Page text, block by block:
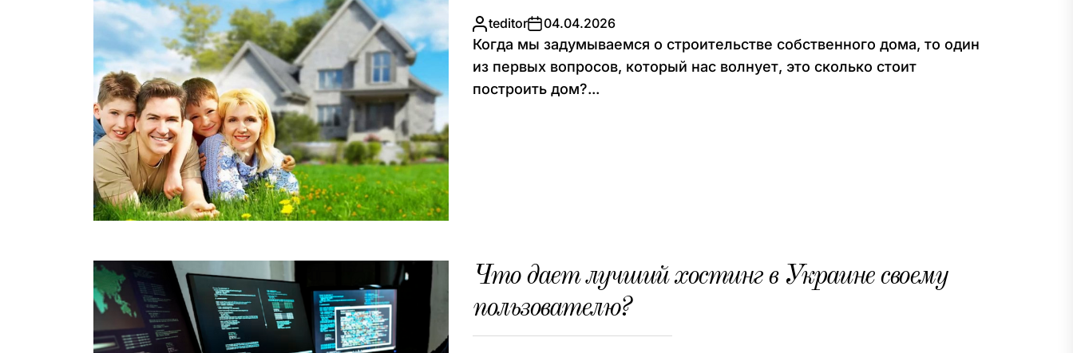
teditor 04.04.2026
Когда мы задумываемся о строительстве собственного дома, то один
из первых вопросов, который нас волнует, это сколько стоит
построить дом?...
Что дает лучший хостинг в Украине своему
пользователю?